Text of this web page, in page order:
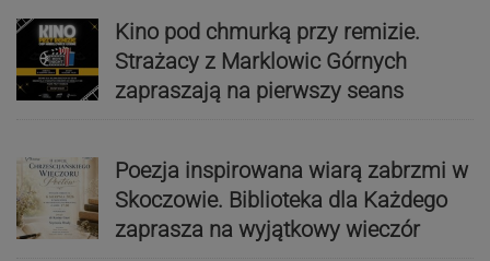
Kino pod chmurką przy remizie.
Strażacy z Marklowic Górnych
zapraszają na pierwszy seans
Poezja inspirowana wiarą zabrzmi w
Skoczowie. Biblioteka dla Każdego
zaprasza na wyjątkowy wieczór